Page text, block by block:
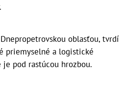
oblasťou, tvrdí
priemyselné a logistické
pod rastúcou hrozbou.